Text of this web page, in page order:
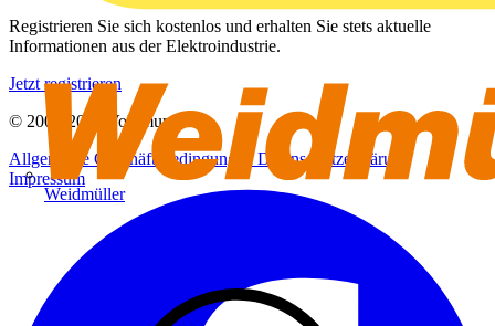
Weidmüller
Registrieren Sie sich kostenlos und erhalten Sie stets aktuelle
Informationen aus der Elektroindustrie.
Jetzt registrieren
© 2002-
2026
Voltimum
Allgemeine GeschäftsbedingungenDatenschutzerklärung
Impressum